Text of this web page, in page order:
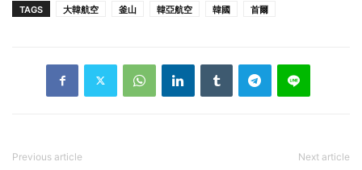
TAGS 大韓航空 釜山 韓亞航空 韓國 首爾
Previous article Next article